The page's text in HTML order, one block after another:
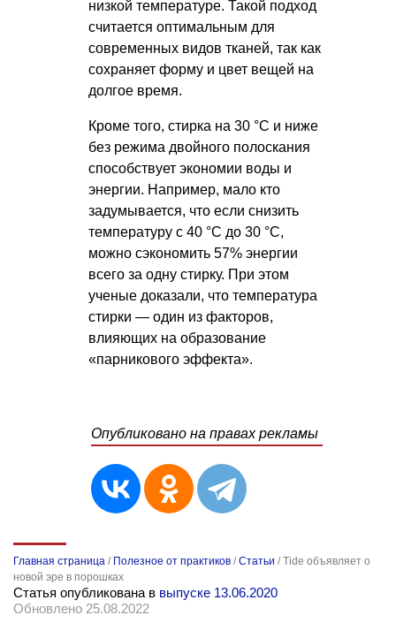
низкой температуре. Такой подход
считается оптимальным для
современных видов тканей, так как
сохраняет форму и цвет вещей на
долгое время.
Кроме того, стирка на 30 °C и ниже
без режима двойного полоскания
способствует экономии воды и
энергии. Например, мало кто
задумывается, что если снизить
температуру с 40 °C до 30 °C,
можно сэкономить 57% энергии
всего за одну стирку. При этом
ученые доказали, что температура
стирки — один из факторов,
влияющих на образование
«парникового эффекта».
Опубликовано на правах рекламы
Главная страница / Полезное от практиков /Статьи /Tide объявляет о
новой эре в порошках
Статья опубликована в выпуске 13.06.2020
Обновлено 25.08.2022